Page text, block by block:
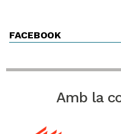
FACEBOOK
Amb la